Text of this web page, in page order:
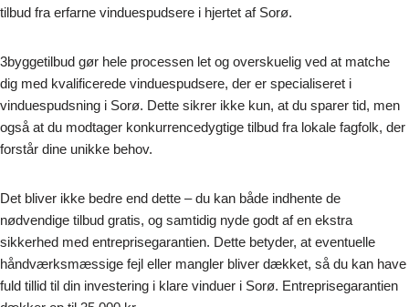
tilbud fra erfarne vinduespudsere i hjertet af Sorø.
3byggetilbud gør hele processen let og overskuelig ved at matche
dig med kvalificerede vinduespudsere, der er specialiseret i
vinduespudsning i Sorø. Dette sikrer ikke kun, at du sparer tid, men
også at du modtager konkurrencedygtige tilbud fra lokale fagfolk, der
forstår dine unikke behov.
Det bliver ikke bedre end dette – du kan både indhente de
nødvendige tilbud gratis, og samtidig nyde godt af en ekstra
sikkerhed med entreprisegarantien. Dette betyder, at eventuelle
håndværksmæssige fejl eller mangler bliver dækket, så du kan have
fuld tillid til din investering i klare vinduer i Sorø. Entreprisegarantien